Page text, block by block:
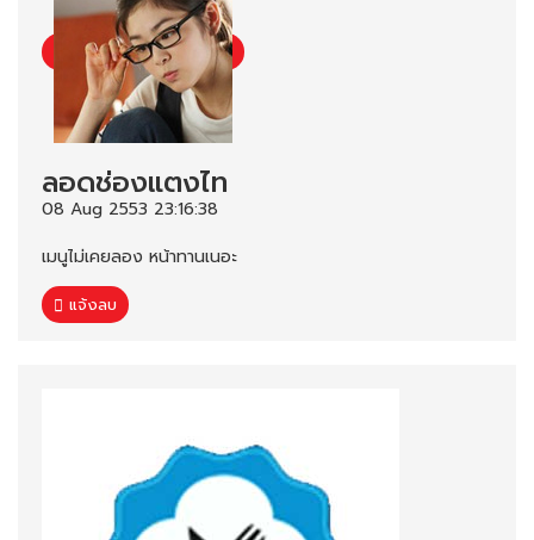
ลอดช่องแตงไท
08 Aug 2553 23:16:38
เมนูไม่เคยลอง หน้าทานเนอะ
แจ้งลบ